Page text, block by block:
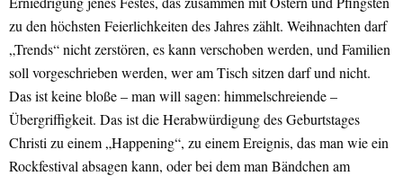
zu den höchsten Feierlichkeiten des Jahres zählt. Weihnachten darf
„Trends“ nicht zerstören, es kann verschoben werden, und Familien
soll vorgeschrieben werden, wer am Tisch sitzen darf und nicht.
Das ist keine bloße – man will sagen: himmelschreiende –
Übergriffigkeit. Das ist die Herabwürdigung des Geburtstages
Christi zu einem „Happening“, zu einem Ereignis, das man wie ein
Rockfestival absagen kann, oder bei dem man Bändchen am